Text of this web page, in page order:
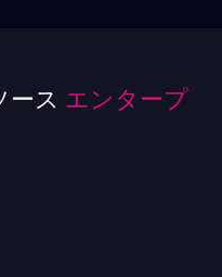
ース エンタープ